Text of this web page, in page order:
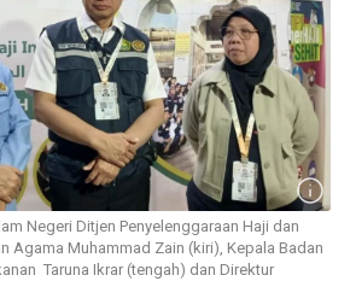
Negeri Ditjen Penyelenggaraan Haji dan
Agama Muhammad Zain (kiri), Kepala Badan
Taruna Ikrar (tengah) dan Direktur